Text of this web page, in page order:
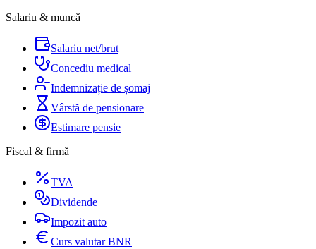
Salariu & muncă
Salariu net/brut
Concediu medical
Indemnizație de șomaj
Vârstă de pensionare
Estimare pensie
Fiscal & firmă
TVA
Dividende
Impozit auto
Curs valutar BNR